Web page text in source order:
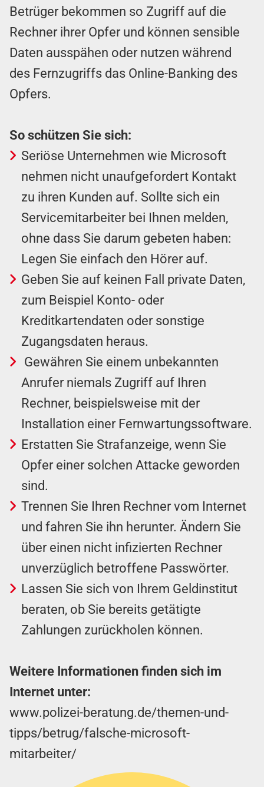
Betrüger bekommen so Zugriff auf die
Rechner ihrer Opfer und können sensible
Daten ausspähen oder nutzen während
des Fernzugriffs das Online-Banking des
Opfers.
So schützen Sie sich:
Seriöse Unternehmen wie Microsoft
nehmen nicht unaufgefordert Kontakt
zu ihren Kunden auf. Sollte sich ein
Servicemitarbeiter bei Ihnen melden,
ohne dass Sie darum gebeten haben:
Legen Sie einfach den Hörer auf.
Geben Sie auf keinen Fall private Daten,
zum Beispiel Konto- oder
Kreditkartendaten oder sonstige
Zugangsdaten heraus.
Gewähren Sie einem unbekannten
Anrufer niemals Zugriff auf Ihren
Rechner, beispielsweise mit der
Installation einer Fernwartungssoftware.
Erstatten Sie Strafanzeige, wenn Sie
Opfer einer solchen Attacke geworden
sind.
Trennen Sie Ihren Rechner vom Internet
und fahren Sie ihn herunter. Ändern Sie
über einen nicht infizierten Rechner
unverzüglich betroffene Passwörter.
Lassen Sie sich von Ihrem Geldinstitut
beraten, ob Sie bereits getätigte
Zahlungen zurückholen können.
Weitere Informationen finden sich im
Internet unter:
www.polizei-beratung.de/themen-und-
tipps/betrug/falsche-microsoft-
mitarbeiter/